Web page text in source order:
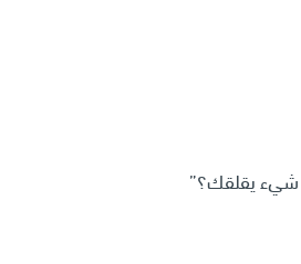
شيء يقلقك؟”